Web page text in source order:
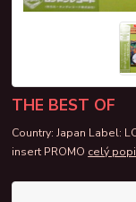
THE BEST OF
Country: Japan Label:
insert PROMO celý